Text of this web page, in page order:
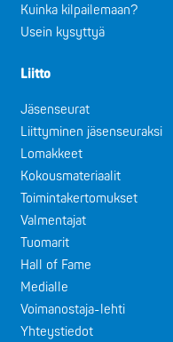
Kuinka kilpailemaan?
Usein kysyttyä
Liitto
Jäsenseurat
Liittyminen jäsenseuraksi
Lomakkeet
Kokousmateriaalit
Toimintakertomukset
Valmentajat
Tuomarit
Hall of Fame
Medialle
Voimanostaja-lehti
Yhteystiedot